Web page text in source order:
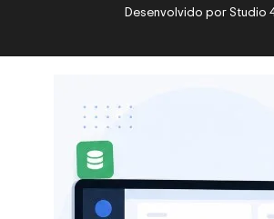
Desenvolvido porStudio